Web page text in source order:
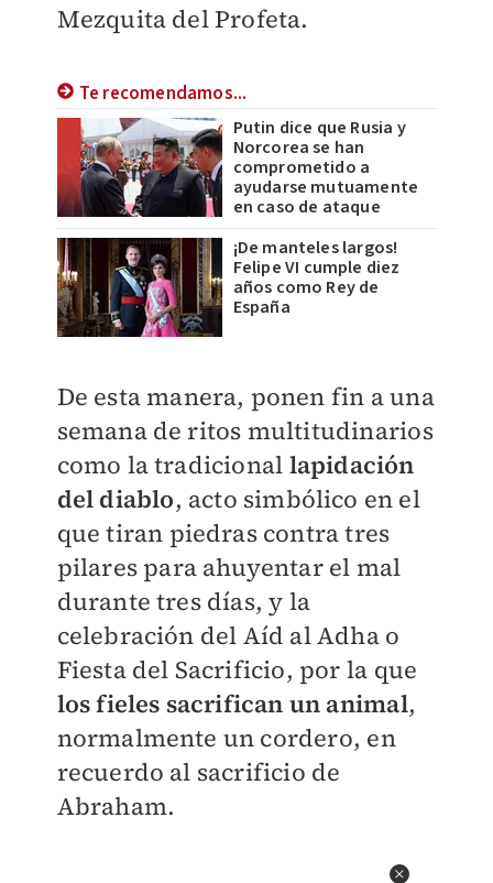
Mezquita del Profeta.
Te recomendamos...
Putin dice que Rusia y
Norcorea se han
comprometido a
ayudarse mutuamente
en caso de ataque
¡De manteles largos!
Felipe VI cumple diez
años como Rey de
España
De esta manera, ponen fin a una
semana de ritos multitudinarios
como la tradicional lapidación
del diablo, acto simbólico en el
que tiran piedras contra tres
pilares para ahuyentar el mal
durante tres días, y la
celebración del Aíd al Adha o
Fiesta del Sacrificio, por la que
los fieles sacrifican un animal,
normalmente un cordero, en
recuerdo al sacrificio de
Abraham.